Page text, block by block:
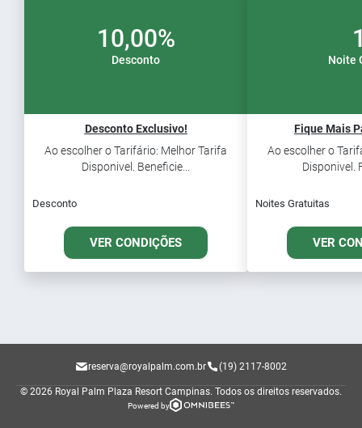
10,00%
Desconto
Desconto Exclusivo!
Ao escolher o Tarifário: Melhor Tarifa
Disponivel. Beneficie...
Desconto
VER CONDIÇÕES
Noite
Fique Mais
Ao escolher o
Disponivel.
Noites Gratuitas
VER
reserva@royalpalm.com.br (19) 2117-8002
© 2026 Royal Palm Plaza Resort Campinas. Todos os direitos reservados.
Powered by